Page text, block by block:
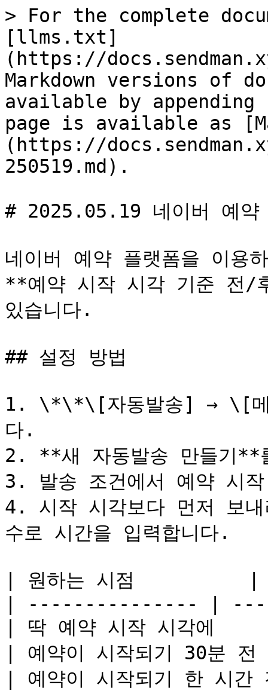
> For the complete
[llms.txt]
(https://
Markdown versions of
available by
page is available as
(https://
250519.md).
# 2025.05.19 네이버 예약
네이버 예약 플랫폼을 이
**예약 시작 시각 기준 전/
있습니다.
## 설정 방법
1. \*\*\[자동발송] → \[메
다.
2. **새 자동발송 만들기**
3. 발송 조건에서 예약 시
4. 시작 시각보다 먼저 보
수로 시간을 입력합니다.
| 원하는 시점
| --------------- |
| 딱 예약 시작 시각에
| 예약이 시작되기 30
| 예약이 시작되기 한